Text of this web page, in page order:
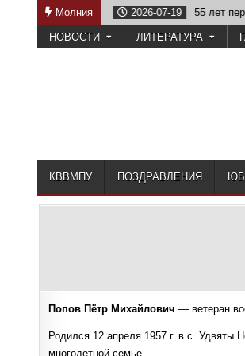
Молния
2026-07-19 55 лет первому выпуску
НОВОСТИ ЛИТЕРАТУРА
КВВМПУ ПОЗДРАВЛЕНИЯ
Попов Пётр Михайлович — ветеран
Родился 12 апреля 1957 г. в с. Удвяты
многодетной семье.